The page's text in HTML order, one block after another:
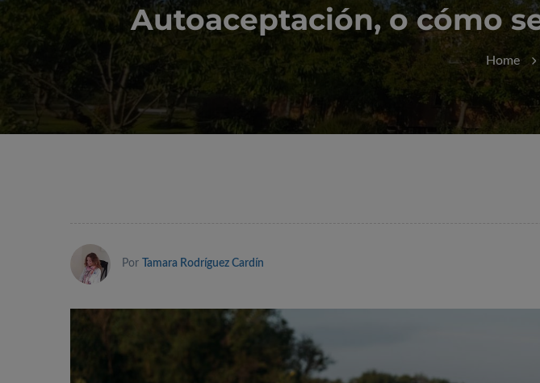
Autoaceptación, o cómo
Home
Por Tamara Rodríguez Cardín